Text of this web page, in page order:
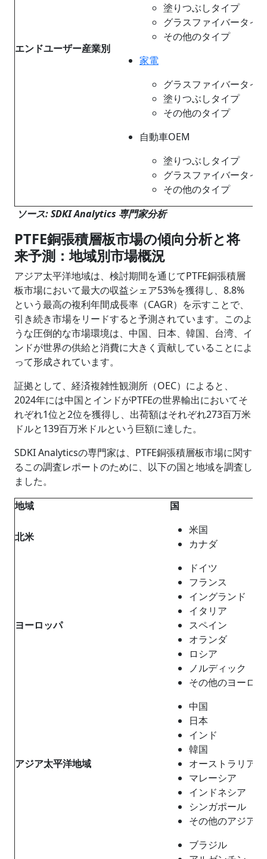
エンドユーザー産業別
塗りつぶしタイプ
グラスファイバータイ
その他のタイプ
家電
グラスファイバータイ
塗りつぶしタイプ
その他のタイプ
自動車OEM
塗りつぶしタイプ
グラスファイバータイ
その他のタイプ
ソース: SDKI Analytics 専門家分析
PTFE銅張積層板市場の傾向分析と将
来予測：地域別市場概況
アジア太平洋地域は、検討期間を通じてPTFE銅張積層
板市場において最大の収益シェア53%を獲得し、8.8%
という最高の複利年間成長率（CAGR）を示すことで、
引き続き市場をリードすると予測されています。このよ
うな圧倒的な市場環境は、中国、日本、韓国、台湾、イ
ンドが世界の供給と消費に大きく貢献していることによ
って形成されています。
証拠として、経済複雑性観測所（OEC）によると、
2024年には中国とインドがPTFEの世界輸出においてそ
れぞれ1位と2位を獲得し、出荷額はそれぞれ273百万米
ドルと139百万米ドルという巨額に達した。
SDKI Analyticsの専門家は、PTFE銅張積層板市場に関す
るこの調査レポートのために、以下の国と地域を調査し
ました。
地域
国
北米
米国
カナダ
ヨーロッパ
ドイツ
フランス
イングランド
イタリア
スペイン
オランダ
ロシア
ノルディック
その他のヨーロ
アジア太平洋地域
中国
日本
インド
韓国
オーストラリア
マレーシア
インドネシア
シンガポール
その他のアジア
ブラジル